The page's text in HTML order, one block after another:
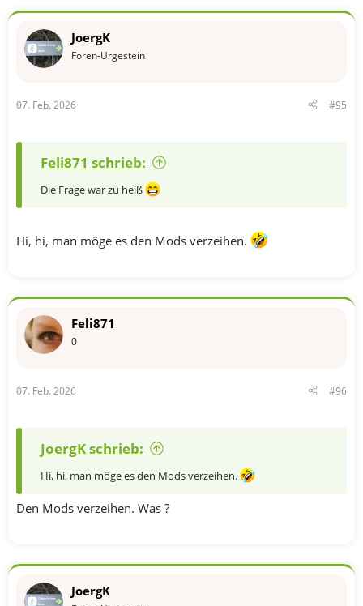
k
o
:
JoergK
Foren-Urgestein
07. Feb. 2026 #95
Feli871 schrieb:
Die Frage war zu heiß
Hi, hi, man möge es den Mods verzeihen.
Feli871
0
07. Feb. 2026 #96
JoergK schrieb:
Hi, hi, man möge es den Mods verzeihen.
Den Mods verzeihen. Was ?
JoergK